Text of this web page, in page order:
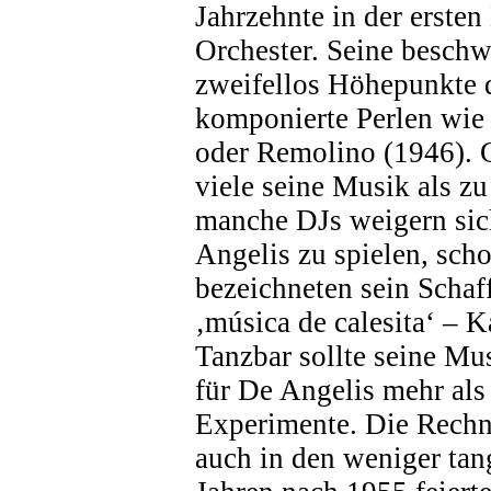
Jahrzehnte in der
Orchester. Seine
zweifellos Höhepunkte
komponierte Perlen
oder Remolino (1946).
viele seine Musik als
manche DJs weigern
Angelis zu spielen,
bezeichneten sein
‚música de calesita‘ –
Tanzbar sollte seine
für De Angelis mehr
Experimente. Die
auch in den weniger